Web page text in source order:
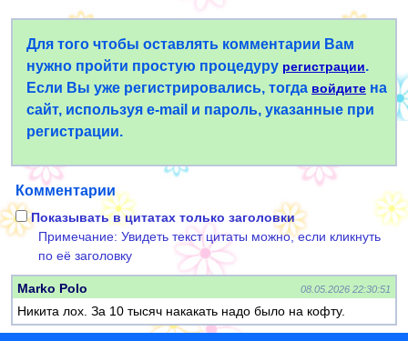
Для того чтобы оставлять комментарии Вам
нужно пройти простую процедуру регистрации.
Если Вы уже регистрировались, тогда войдите на
сайт, используя e-mail и пароль, указанные при
регистрации.
Комментарии
Показывать в цитатах только заголовки
Примечание: Увидеть текст цитаты можно, если кликнуть
по её заголовку
Marko Polo 08.05.2026 22:30:51
Никита лох. За 10 тысяч накакать надо было на кофту.